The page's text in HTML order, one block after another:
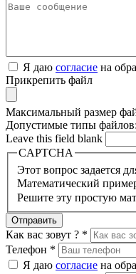
Я даю согласие на
Прикрепить файл
Максимальный размер
Допустимые типы файлов:
Leave this field blank
CAPTCHA
Этот вопрос задается
Математический
Решите эту простую
Как вас зовут ? *
Телефон *
Я даю согласие на